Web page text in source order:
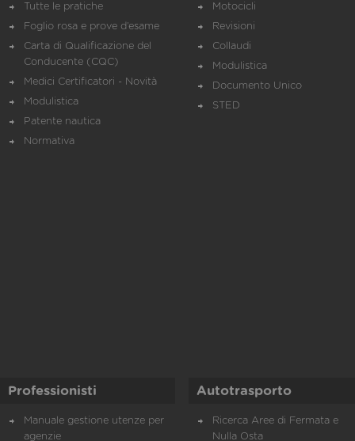
Tutte le pratiche
Foglio rosa e prove d’esame
Carta di Qualificazione del
Conducente (CQC)
Medici Certificatori - Novità
Modulistica
Patente nautica
Normativa
Motocicli
Revisioni
Collaudi
Modulistica
Documento Unico
STED
Professionisti
Manuale gestione utenze per
agenzie
Autotrasporto
Ricerca Aree di Fermata e
Nulla Osta